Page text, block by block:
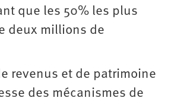
que les 50% les plus
deux millions de
revenus et de patrimoine
des mécanismes de